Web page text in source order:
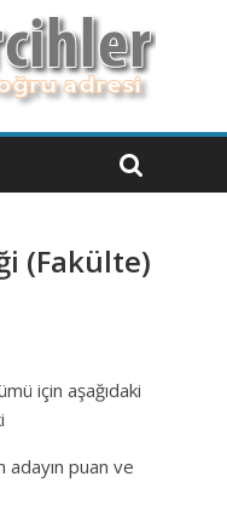
(Fakülte)
için aşağıdaki
puan ve